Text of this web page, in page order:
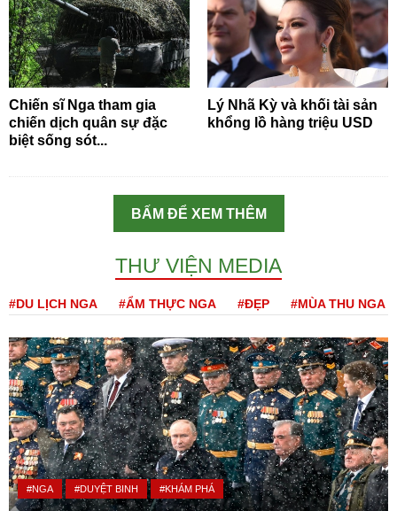
Chiến sĩ Nga tham gia
chiến dịch quân sự đặc
biệt sống sót...
Lý Nhã Kỳ và khối tài sản
khổng lồ hàng triệu USD
BẤM ĐỂ XEM THÊM
THƯ VIỆN MEDIA
#DU LỊCH NGA #ẨM THỰC NGA #ĐẸP #MÙA THU NGA
#NGA #DUYỆT BINH #KHÁM PHÁ